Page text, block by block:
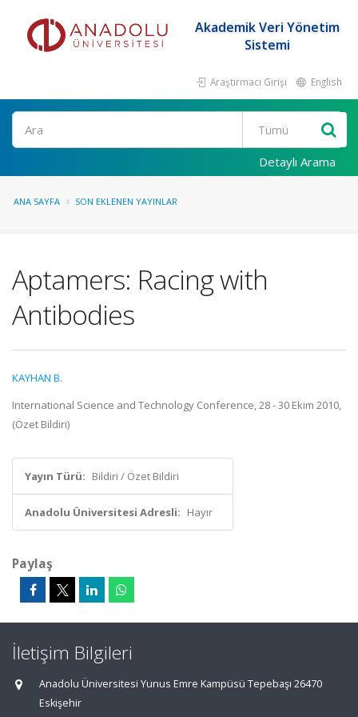
Akademik Veri Yönetim
Sistemi
Araştırmacı Girişi English
Ara
Detaylı Arama
ANA SAYFA SON EKLENEN YAYINLAR
Aptamers: Racing with
Antibodies
KAYHAN B.
International Science and Technology Conference, 28 - 30 Ekim 2010,
(Özet Bildiri)
Yayın Türü: Bildiri / Özet Bildiri
Anadolu Üniversitesi Adresli: Hayır
Paylaş
İletişim Bilgileri
Anadolu Üniversitesi Yunus Emre Kampüsü Tepebaşı 26470
Eskişehir